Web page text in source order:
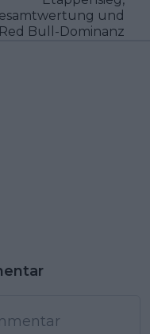
und
Red Bull-Dominanz